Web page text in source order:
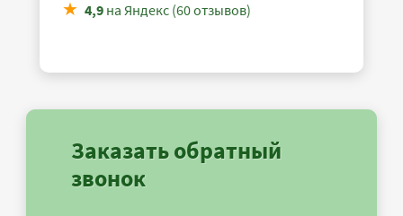
4,9 на Яндекс (60 отзывов)
Заказать обратный
звонок